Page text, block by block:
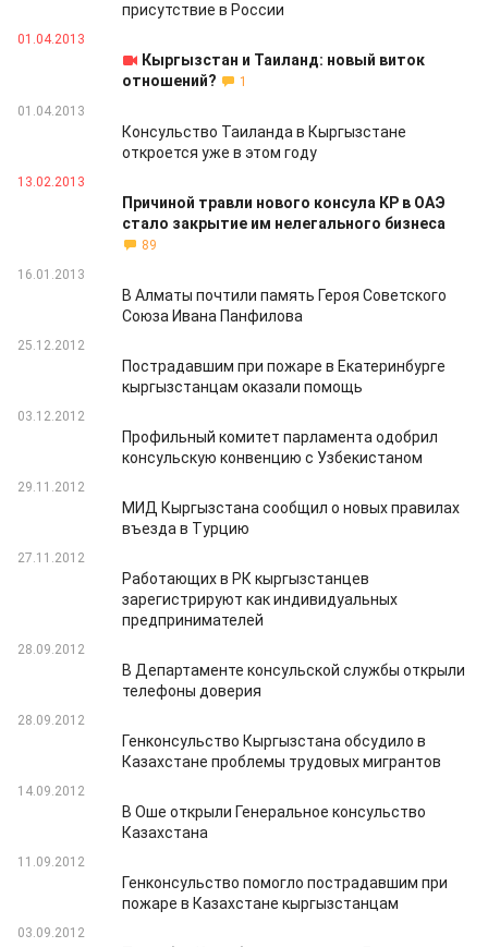
присутствие в России
01.04.2013
Кыргызстан и Таиланд: новый виток
отношений?
1
01.04.2013
Консульство Таиланда в Кыргызстане
откроется уже в этом году
13.02.2013
Причиной травли нового консула КР в ОАЭ
стало закрытие им нелегального бизнеса
89
16.01.2013
В Алматы почтили память Героя Советского
Союза Ивана Панфилова
25.12.2012
Пострадавшим при пожаре в Екатеринбурге
кыргызстанцам оказали помощь
03.12.2012
Профильный комитет парламента одобрил
консульскую конвенцию с Узбекистаном
29.11.2012
МИД Кыргызстана сообщил о новых правилах
въезда в Турцию
27.11.2012
Работающих в РК кыргызстанцев
зарегистрируют как индивидуальных
предпринимателей
28.09.2012
В Департаменте консульской службы открыли
телефоны доверия
28.09.2012
Генконсульство Кыргызстана обсудило в
Казахстане проблемы трудовых мигрантов
14.09.2012
В Оше открыли Генеральное консульство
Казахстана
11.09.2012
Генконсульство помогло пострадавшим при
пожаре в Казахстане кыргызстанцам
03.09.2012